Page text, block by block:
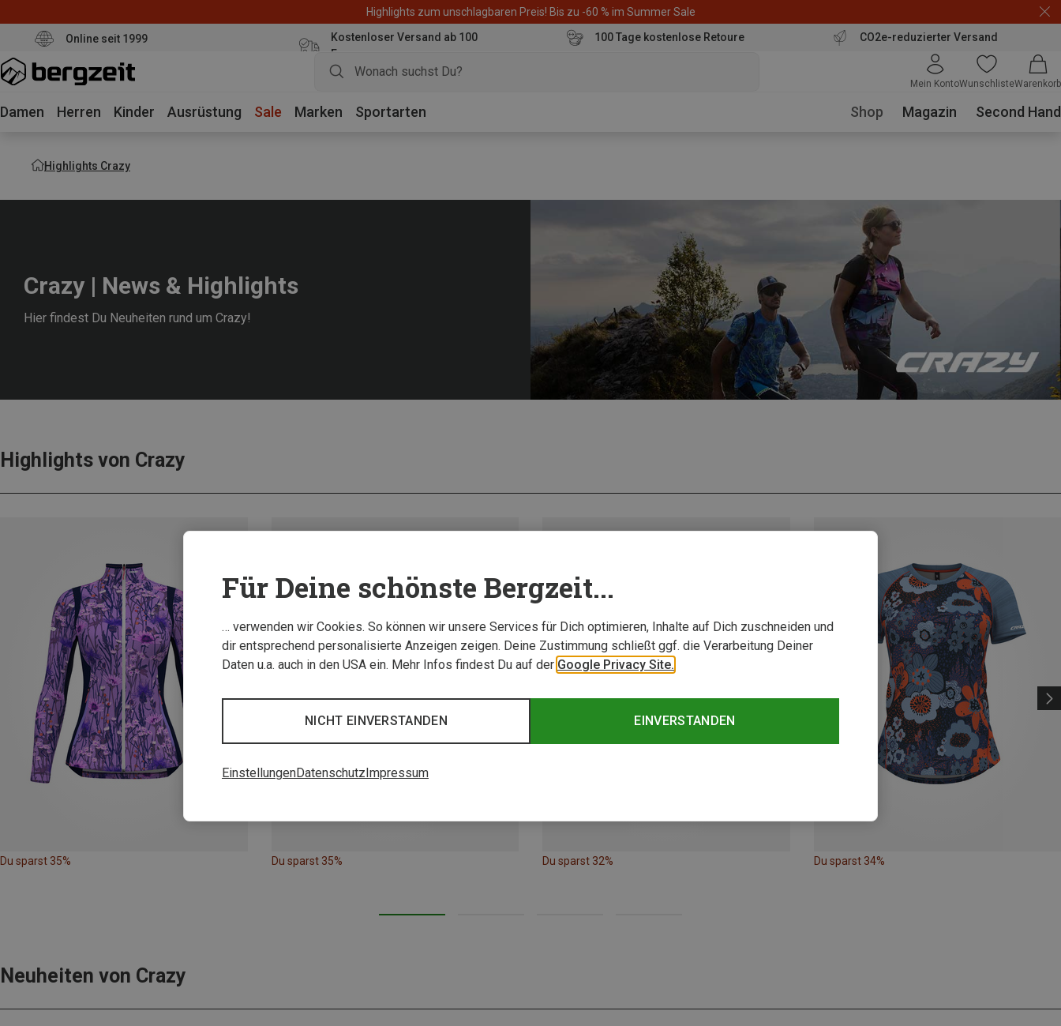
Highlights zum unschlagbaren Preis! Bis zu -60 % im Summer Sale
Online seit 1999
Kostenloser Versand ab 100
Euro
100 Tage kostenlose Retoure CO2e-reduzierter Versand
Mein KontoWunschlisteWarenkorb
Damen Herren Kinder Ausrüstung Sale Marken Sportarten Shop Magazin Second Hand
Highlights Crazy
Crazy | News & Highlights
Hier findest Du Neuheiten rund um Crazy!
Highlights von Crazy
Du sparst 35% Du sparst 35% Du sparst 32% Du sparst 34%
Neuheiten von Crazy
Für Deine schönste Bergzeit...
… verwenden wir Cookies. So können wir unsere Services für Dich optimieren, Inhalte auf Dich zuschneiden und
dir entsprechend personalisierte Anzeigen zeigen. Deine Zustimmung schließt ggf. die Verarbeitung Deiner
Daten u.a. auch in den USA ein. Mehr Infos findest Du auf der Google Privacy Site.
EINVERSTANDEN
NICHT EINVERSTANDEN
EinstellungenDatenschutzImpressum